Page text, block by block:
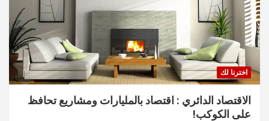
اخترنا لك
الاقتصاد الدائري : اقتصاد بالمليارات ومشاريع تحافظ
على الكوكب!